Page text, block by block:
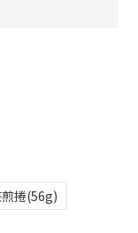
捲(56g)